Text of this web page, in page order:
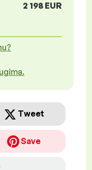
2 198 EUR
Tweet
Save